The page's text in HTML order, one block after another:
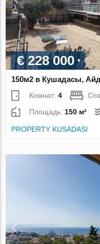
€ 228 000
150м2 в Кушадасы,
Комнат:4
Площадь:150 м²
PROPERTY KUSADASI